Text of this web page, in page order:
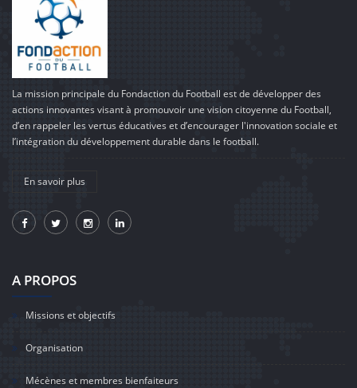
La mission principale du Fondaction du Football est de développer des
actions innovantes visant à promouvoir une vision citoyenne du Football,
d’en rappeler les vertus éducatives et d’encourager l'innovation sociale et
l’intégration du développement durable dans le football.
En savoir plus
A PROPOS
Missions et objectifs
Organisation
Mécènes et membres bienfaiteurs